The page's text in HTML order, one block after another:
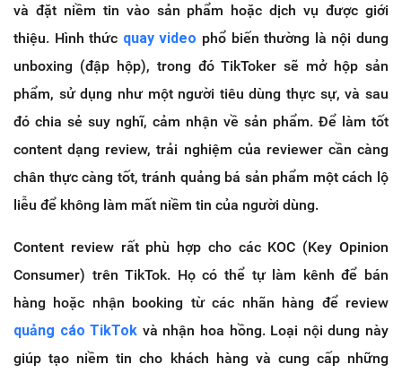
và đặt niềm tin vào sản phẩm hoặc dịch vụ được giới
thiệu. Hình thức quay video phổ biến thường là nội dung
unboxing (đập hộp), trong đó TikToker sẽ mở hộp sản
phẩm, sử dụng như một người tiêu dùng thực sự, và sau
đó chia sẻ suy nghĩ, cảm nhận về sản phẩm. Để làm tốt
content dạng review, trải nghiệm của reviewer cần càng
chân thực càng tốt, tránh quảng bá sản phẩm một cách lộ
liễu để không làm mất niềm tin của người dùng.
Content review rất phù hợp cho các KOC (Key Opinion
Consumer) trên TikTok. Họ có thể tự làm kênh để bán
hàng hoặc nhận booking từ các nhãn hàng để review
quảng cáo TikTok và nhận hoa hồng. Loại nội dung này
giúp tạo niềm tin cho khách hàng và cung cấp những